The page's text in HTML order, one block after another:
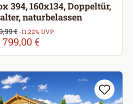
394, 160x134, Doppeltür,
naturbelassen
799,00 €
Preis:
€ -11.22% UVP